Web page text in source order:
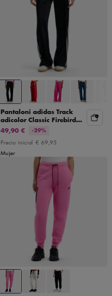
Pantaloni adidas Track
adicolor Classic Firebird
Loose
49,90 € -29%
Precio inicial € 69,95
Mujer